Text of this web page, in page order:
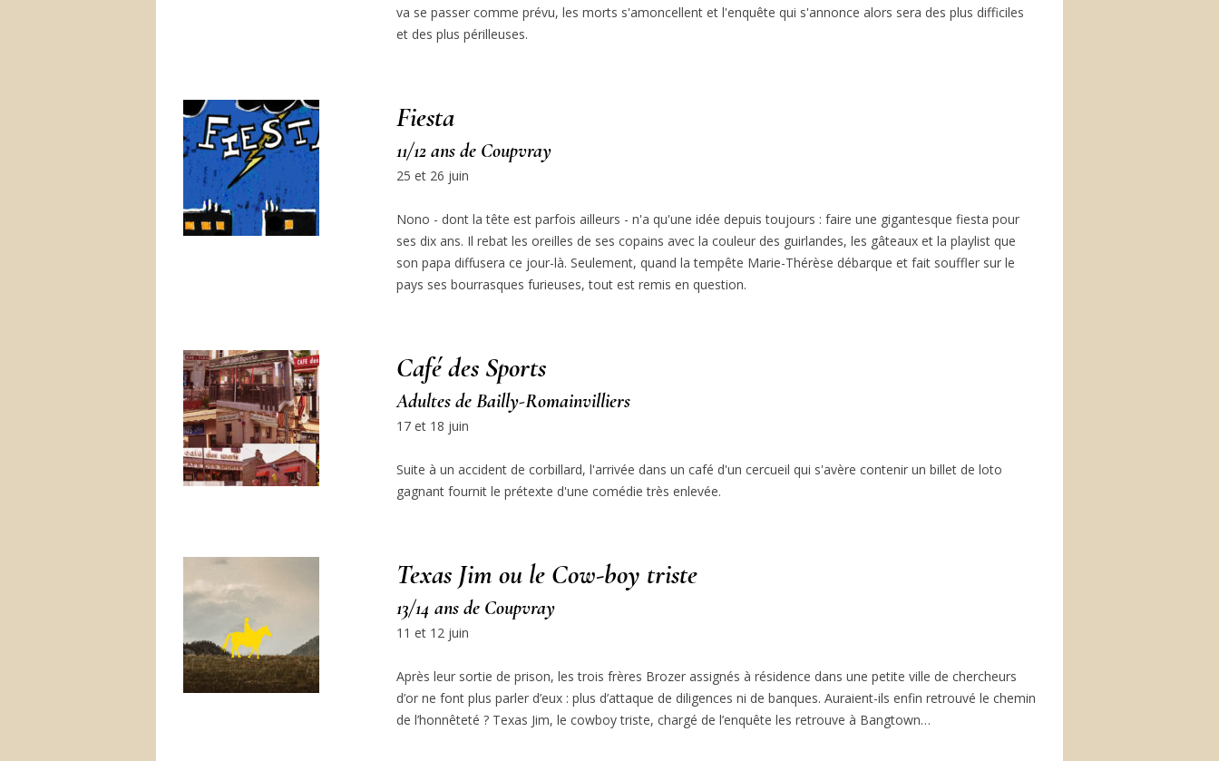
va se passer comme prévu, les morts s'amoncellent et l'enquête qui s'annonce alors sera des plus difficiles
et des plus périlleuses.
Fiesta
11/12 ans de Coupvray
25 et 26 juin
Nono - dont la tête est parfois ailleurs - n'a qu'une idée depuis toujours : faire une gigantesque fiesta pour
ses dix ans. Il rebat les oreilles de ses copains avec la couleur des guirlandes, les gâteaux et la playlist que
son papa diffusera ce jour-là. Seulement, quand la tempête Marie-Thérèse débarque et fait souffler sur le
pays ses bourrasques furieuses, tout est remis en question.
Café des Sports
Adultes de Bailly-Romainvilliers
17 et 18 juin
Suite à un accident de corbillard, l'arrivée dans un café d'un cercueil qui s'avère contenir un billet de loto
gagnant fournit le prétexte d'une comédie très enlevée.
Texas Jim ou le Cow-boy triste
13/14 ans de Coupvray
11 et 12 juin
Après leur sortie de prison, les trois frères Brozer assignés à résidence dans une petite ville de chercheurs
d’or ne font plus parler d’eux : plus d’attaque de diligences ni de banques. Auraient-ils enfin retrouvé le chemin
de l’honnêteté ? Texas Jim, le cowboy triste, chargé de l’enquête les retrouve à Bangtown…